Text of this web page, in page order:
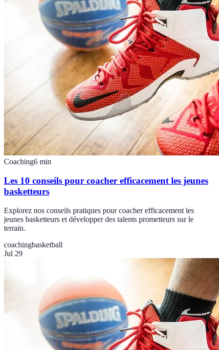
Coaching6 min
Les 10 conseils pour coacher efficacement les jeunes
basketteurs
Explorez nos conseils pratiques pour coacher efficacement les
jeunes basketteurs et développer des talents prometteurs sur le
terrain.
coachingbasketball
Jul 29